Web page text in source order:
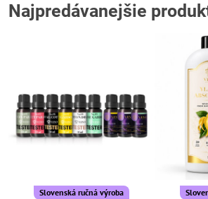
Najpredávanejšie
Slovenská ručná výroba